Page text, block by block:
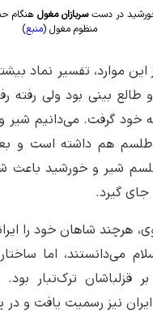
در دستسربازان مغول هنگام
منظوم مغول (منبع)
این موارد، تفسیر نماد
طالع بینی بود ولی رفته
خود گرفت. می‌دانیم شیر
طلسم هم داشته است و
شیر و خورشید باعث
گیرد.
هرچند شاهان خود را
می‌دانستند، اما
قزلباشان ترک‌تبار
نیز رسمیت یافت و